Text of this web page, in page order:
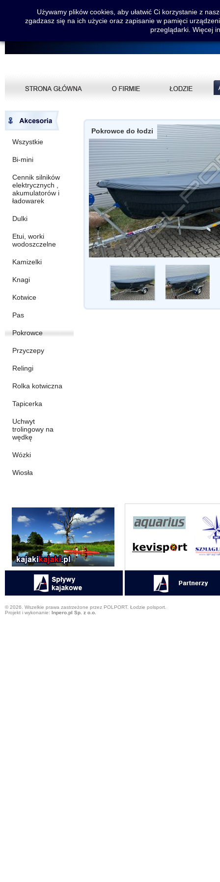
Wszystkie
Bi-mini
Cennik silników
elektrycznych ,
akumulatorów i
ładowarek
Dulki
Etui, worki
wodoszczelne
Kamizelki
Knagi
Kotwice
Pas
Pokrowce
Przyczepy
Relingi
Rolka kotwiczna
Tapicerka
Uchwyt
trolingowy na
wędkę
Wózki
Wiosła
Pokrowce do łodzi
© 2026. Wszelkie prawa zastrzeżone przez POLPORT. Łodzie polsport.
Projekt i wykonanie: Inpero.pl Sp. z o.o.
Używamy plików cookies, aby ułatwić Ci korzystanie z
zgadzasz się na ich użycie oraz zapisanie w pamięci
przeglądarki. Więcej